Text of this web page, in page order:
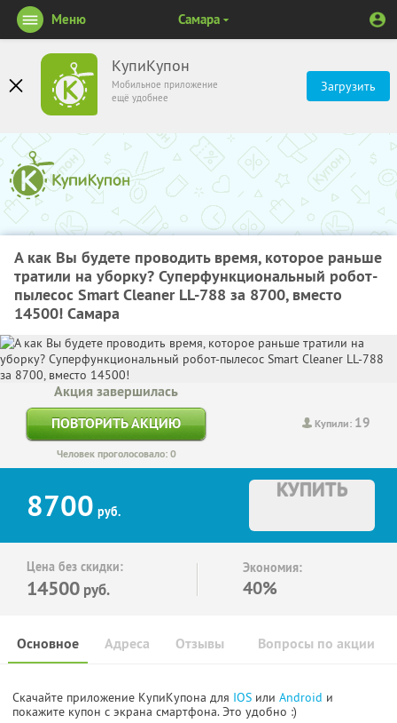
КупиКупон
Мобильное приложение
ещё удобнее
Загрузить
Меню Самара
А как Вы будете проводить время, которое раньше
тратили на уборку? Суперфункциональный робот-
пылесос Smart Cleaner LL-788 за 8700, вместо
14500! Самара
Купили: 19
Акция завершилась
ПОВТОРИТЬ АКЦИЮ
Человек проголосовало: 0
8700 руб.
КУПИТЬ
Цена без скидки:
14500 руб.
Экономия:
40%
Основное Отзывы Вопросы по акции
Адреса
Скачайте приложение КупиКупона для IOS или Android и
покажите купон с экрана смартфона. Это удобно :)